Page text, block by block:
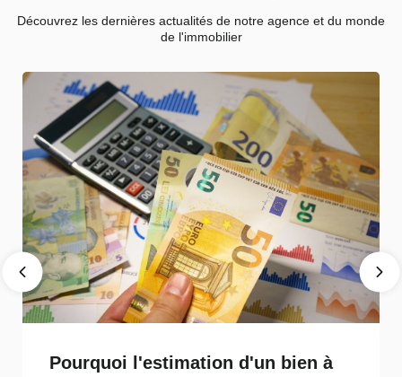
Découvrez les dernières actualités de notre agence et du monde
de l'immobilier
Pourquoi l'estimation d'un bien à